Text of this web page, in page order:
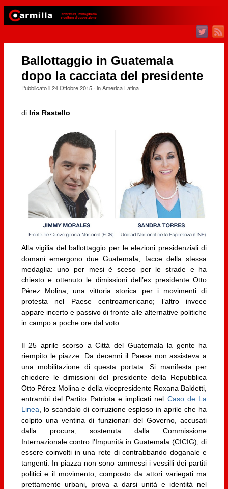
Ballottaggio in Guatemala
dopo la cacciata del presidente
Pubblicato il24 Ottobre 2015· inAmerica Latina·
diIris Rastello
Alla vigilia del ballottaggio per le elezioni presidenziali di
domani emergono due Guatemala, facce della stessa
medaglia: uno per mesi è sceso per le strade e ha
chiesto e ottenuto le dimissioni dell’ex presidente Otto
Pérez Molina, una vittoria storica per i movimenti di
protesta nel Paese centroamericano; l’altro invece
appare incerto e passivo di fronte alle alternative politiche
in campo a poche ore dal voto.
Il 25 aprile scorso a Città del Guatemala la gente ha
riempito le piazze. Da decenni il Paese non assisteva a
una mobilitazione di questa portata. Si manifesta per
chiedere le dimissioni del presidente della Repubblica
Otto Pérez Molina e della vicepresidente Roxana Baldetti,
entrambi del Partito Patriota e implicati nel Caso de La
Linea , lo scandalo di corruzione esploso in aprile che ha
colpito una ventina di funzionari del Governo, accusati
dalla procura, sostenuta dalla Commissione
Internazionale contro l’Impunità in Guatemala (CICIG), di
essere coinvolti in una rete di contrabbando doganale e
tangenti. In piazza non sono ammessi i vessilli dei partiti
politici e il movimento, composto da attori variegati ma
prettamente urbani, prova a darsi unità e identità nel